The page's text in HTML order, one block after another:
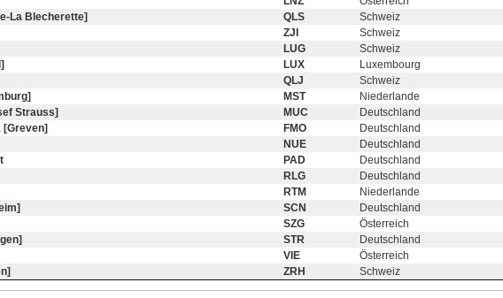
La Blecherette]
QLS
Schweiz
ZJI
Schweiz
LUG
Schweiz
LUX
Luxembourg
QLJ
Schweiz
MST
Niederlande
Strauss]
MUC
Deutschland
[Greven]
FMO
Deutschland
NUE
Deutschland
PAD
Deutschland
RLG
Deutschland
RTM
Niederlande
SCN
Deutschland
SZG
Österreich
STR
Deutschland
VIE
Österreich
ZRH Schweiz